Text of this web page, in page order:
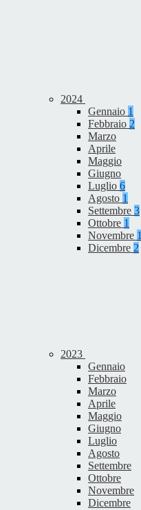
2024
Gennaio 1
Febbraio 2
Marzo
Aprile
Maggio
Giugno
Luglio 6
Agosto 1
Settembre 3
Ottobre 1
Novembre 1
Dicembre 2
2023
Gennaio
Febbraio
Marzo
Aprile
Maggio
Giugno
Luglio
Agosto
Settembre
Ottobre
Novembre
Dicembre